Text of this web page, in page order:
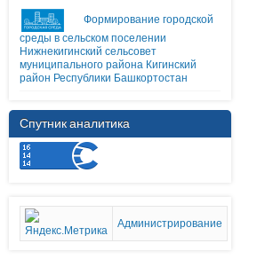
Формирование городской
среды в сельском поселении
Нижнекигинский сельсовет
муниципального района Кигинский
район Республики Башкортостан
Спутник аналитика
Администрирование